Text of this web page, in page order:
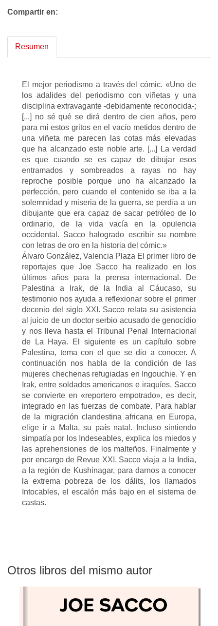
Compartir en:
Resumen
El mejor periodismo a través del cómic. «Uno de
los adalides del periodismo con viñetas y una
disciplina extravagante -debidamente reconocida-;
[...] no sé qué se dirá dentro de cien años, pero
para mí estos gritos en el vacío metidos dentro de
una viñeta me parecen las cotas más elevadas
que ha alcanzado este noble arte. [...] La verdad
es que cuando se es capaz de dibujar esos
entramados y sombreados a rayas no hay
reproche posible porque uno ha alcanzado la
perfección, pero cuando el contenido se iba a la
solemnidad y miseria de la guerra, se perdía a un
dibujante que era capaz de sacar petróleo de lo
ordinario, de la vida vacía en la opulencia
occidental. Sacco halogrado escribir su nombre
con letras de oro en la historia del cómic.»
Álvaro González, Valencia Plaza El primer libro de
reportajes que Joe Sacco ha realizado en los
últimos años para la prensa internacional. De
Palestina a Irak, de la India al Cáucaso, su
testimonio nos ayuda a reflexionar sobre el primer
decenio del siglo XXI. Sacco relata su asistencia
al juicio de un doctor serbio acusado de genocidio
y nos lleva hasta el Tribunal Penal Internacional
de La Haya. El siguiente es un capítulo sobre
Palestina, tema con el que se dio a conocer. A
continuación nos habla de la condición de las
mujeres chechenas refugiadas en Ingouchie. Y en
Irak, entre soldados americanos e iraquíes, Sacco
se convierte en «reportero empotrado», es decir,
integrado en las fuerzas de combate. Para hablar
de la migración clandestina africana en Europa,
elige ir a Malta, su país natal. Incluso sintiendo
simpatía por los Indeseables, explica los miedos y
las aprehensiones de los malteños. Finalmente y
por encargo de Revue XXI, Sacco viaja a la India,
a la región de Kushinagar, para darnos a conocer
la extrema pobreza de los dálits, los llamados
Intocables, el escalón más bajo en el sistema de
castas.
Otros libros del mismo autor